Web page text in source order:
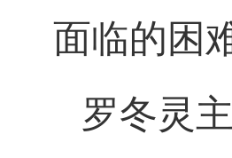
面临的困
罗冬灵